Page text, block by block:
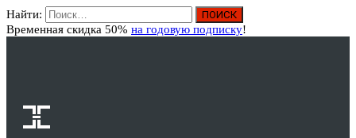
Найти:
Временная скидка 50% на годовую подписку!